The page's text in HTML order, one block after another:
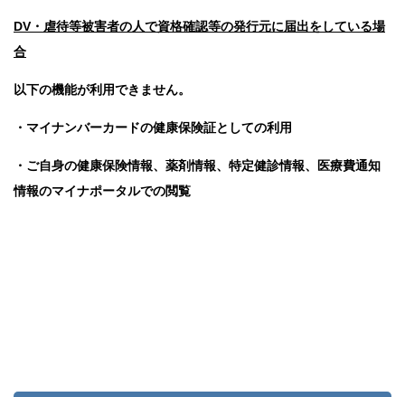
DV・虐待等被害者の人で資格確認等の発行元に届出をしている場
合
以下の機能が利用できません。
・マイナンバーカードの健康保険証としての利用
・ご自身の健康保険情報、薬剤情報、特定健診情報、医療費通知
情報のマイナポータルでの閲覧